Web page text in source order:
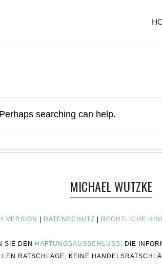
searching can help.
MICHAEL WUTZKE
VERSION | DATENSCHUTZ | RECHTLICHE
SIE DEN HAFTUNGSAUSSCHLUSS . DIE
RATSCHLÄGE, KEINE